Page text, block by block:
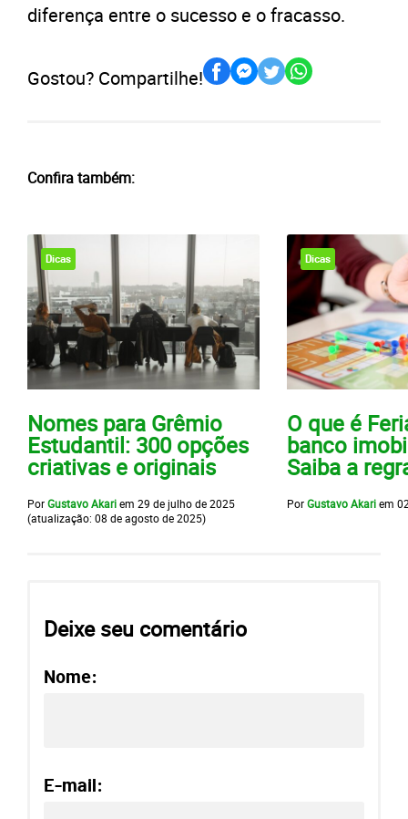
diferença entre o sucesso e o fracasso.
Gostou? Compartilhe!
Confira também:
Dicas
Nomes para Grêmio
Estudantil: 300 opções
criativas e originais
PorGustavo Akariem 29 de julho de 2025
(atualização: 08 de agosto de 2025)
Dicas
O que é
banco
Saiba a
PorGustavo Akariem
Deixe seu comentário
Nome:
E-mail: